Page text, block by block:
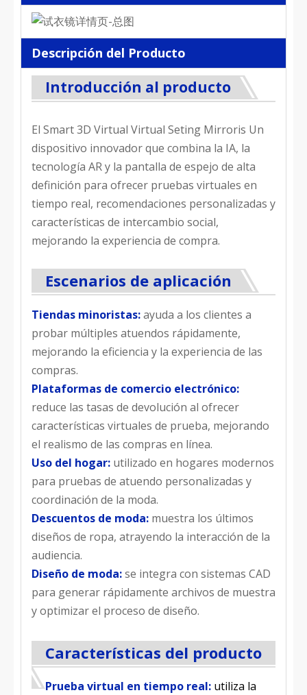
Descripción del Producto
Introducción al producto
El Smart 3D Virtual Virtual Seting Mirroris Un
dispositivo innovador que combina la IA, la
tecnología AR y la pantalla de espejo de alta
definición para ofrecer pruebas virtuales en
tiempo real, recomendaciones personalizadas y
características de intercambio social,
mejorando la experiencia de compra.
Escenarios de aplicación
Tiendas minoristas:ayuda a los clientes a
probar múltiples atuendos rápidamente,
mejorando la eficiencia y la experiencia de las
compras.
Plataformas de comercio electrónico:
reduce las tasas de devolución al ofrecer
características virtuales de prueba, mejorando
el realismo de las compras en línea.
Uso del hogar: utilizado en hogares modernos
para pruebas de atuendo personalizadas y
coordinación de la moda.
Descuentos de moda: muestra los últimos
diseños de ropa, atrayendo la interacción de la
audiencia.
Diseño de moda:se integra con sistemas CAD
para generar rápidamente archivos de muestra
y optimizar el proceso de diseño.
Características del producto
Prueba virtual en tiempo real: utiliza la